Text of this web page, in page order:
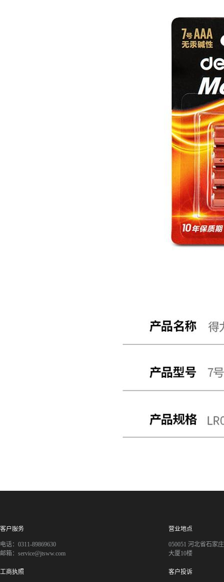
客户服务
电话：0311-89869630
邮箱：service@jtsww.com
营业地点
050051 河北省石家
大厦10楼
工商执照 客户投诉